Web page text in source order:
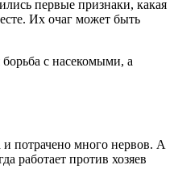
первые признаки, какая
Их очаг может быть
с насекомыми, а
и потрачено много нервов. А
работает против хозяев